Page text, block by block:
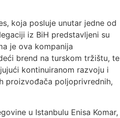
koja posluje unutar jedne od
iz BiH predstavljeni su
je ova kompanija
brend na turskom tržištu, te
kontinuiranom razvoju i
proizvođača poljoprivrednih,
u Istanbulu Enisa Komar,